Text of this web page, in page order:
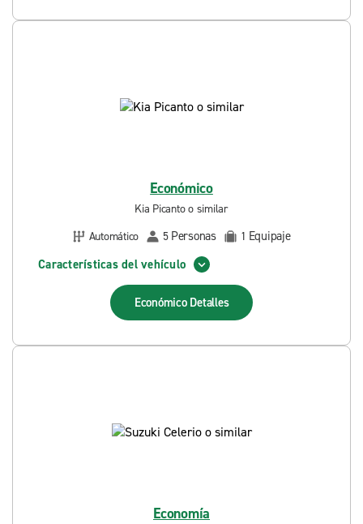
Económico
Kia Picanto o similar
Automático
5 Personas 1 Equipaje
Características del vehículo
Económico Detalles
Economía